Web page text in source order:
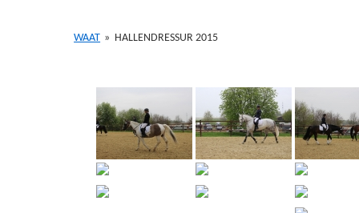
WAAT » HALLENDRESSUR 2015